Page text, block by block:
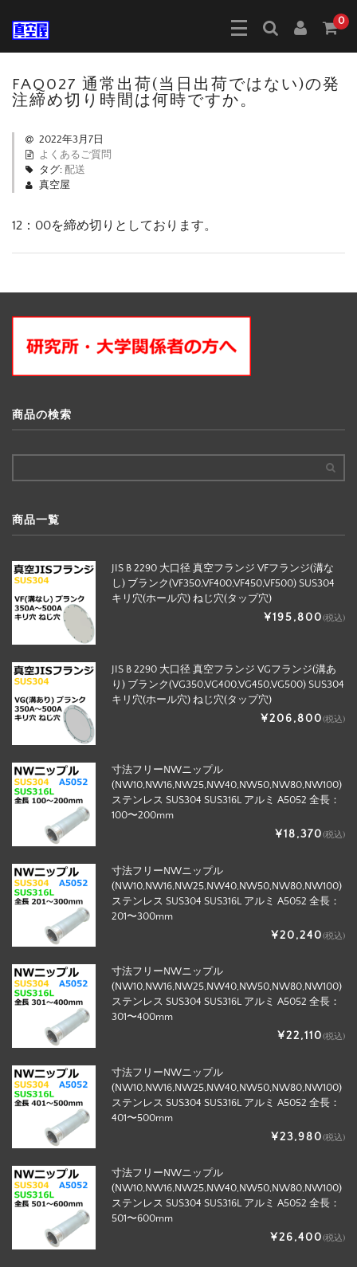
0
FAQ027 通常出荷(当日出荷ではない)の発
注締め切り時間は何時ですか。
2022年3月7日
よくあるご質問
タグ: 配送
真空屋
12：00を締め切りとしております。
商品の検索
商品一覧
JIS B 2290 大口径 真空フランジ VFフランジ(溝な
し) ブランク(VF350,VF400,VF450,VF500) SUS304
キリ穴(ホール穴) ねじ穴(タップ穴)
¥195,800(税込)
JIS B 2290 大口径 真空フランジ VGフランジ(溝あ
り) ブランク(VG350,VG400,VG450,VG500) SUS304
キリ穴(ホール穴) ねじ穴(タップ穴)
¥206,800(税込)
寸法フリーNWニップル
(NW10,NW16,NW25,NW40,NW50,NW80,NW100)
ステンレス SUS304 SUS316L アルミ A5052 全長：
100〜200mm
¥18,370(税込)
寸法フリーNWニップル
(NW10,NW16,NW25,NW40,NW50,NW80,NW100)
ステンレス SUS304 SUS316L アルミ A5052 全長：
201〜300mm
¥20,240(税込)
寸法フリーNWニップル
(NW10,NW16,NW25,NW40,NW50,NW80,NW100)
ステンレス SUS304 SUS316L アルミ A5052 全長：
301〜400mm
¥22,110(税込)
寸法フリーNWニップル
(NW10,NW16,NW25,NW40,NW50,NW80,NW100)
ステンレス SUS304 SUS316L アルミ A5052 全長：
401〜500mm
¥23,980(税込)
寸法フリーNWニップル
(NW10,NW16,NW25,NW40,NW50,NW80,NW100)
ステンレス SUS304 SUS316L アルミ A5052 全長：
501〜600mm
¥26,400(税込)